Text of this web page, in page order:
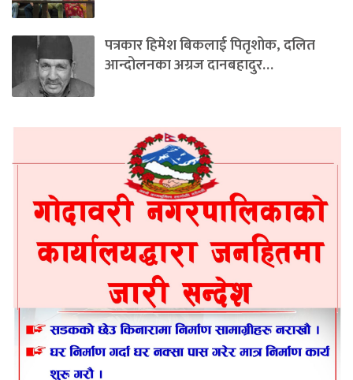
पत्रकार हिमेश बिकलाई पितृशोक, दलित
आन्दोलनका अग्रज दानबहादुर…